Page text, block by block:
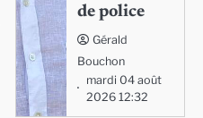
de police
Gérald
Bouchon
mardi 04 août
2026 12:32